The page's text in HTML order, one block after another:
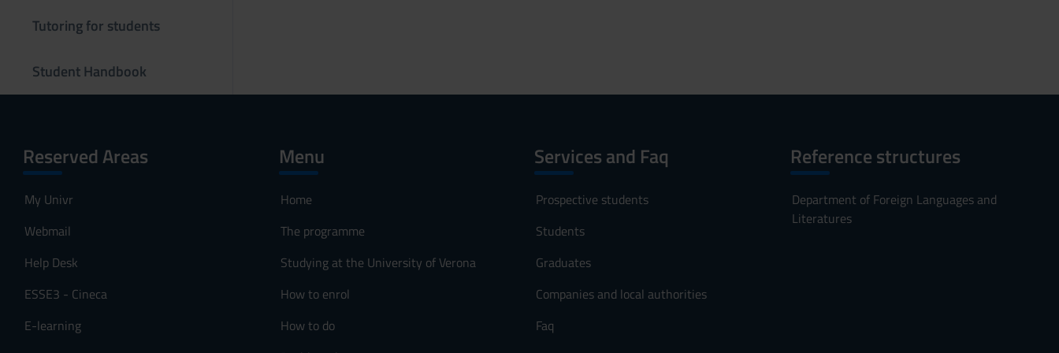
Tutoring for students
Student Handbook
Reserved Areas
My Univr
Webmail
Help Desk
ESSE3 - Cineca
E-learning
Menu
Home
The programme
Studying at the University of Verona
How to enrol
How to do
Services and Faq
Prospective students
Students
Graduates
Companies and local authorities
Faq
Reference structures
Department of Foreign Languages and
Literatures